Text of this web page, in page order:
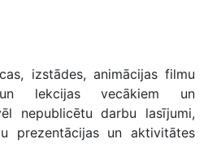
izstādes, animācijas filmu
lekcijas vecākiem un
nepublicētu darbu lasījumi,
prezentācijas un aktivitātes